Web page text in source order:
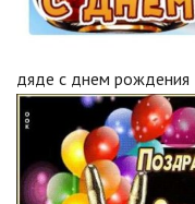
дяде с днем рождения